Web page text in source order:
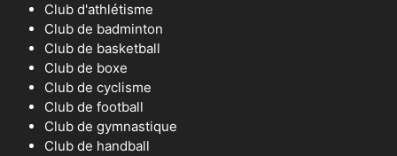
Club d'athlétisme
Club de badminton
Club de basketball
Club de boxe
Club de cyclisme
Club de football
Club de gymnastique
Club de handball